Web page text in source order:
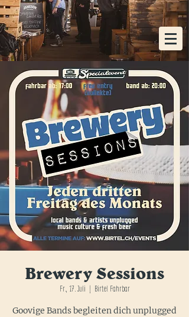
KOSTENLOSE HEIMLIEFERUNG AB EINER
BESTELLUNG VON 48x FLASCHEN
Brewery Sessions
Fr., 17. Juli Birtel Fahrbar
Goovige Bands begleiten dich unplugged